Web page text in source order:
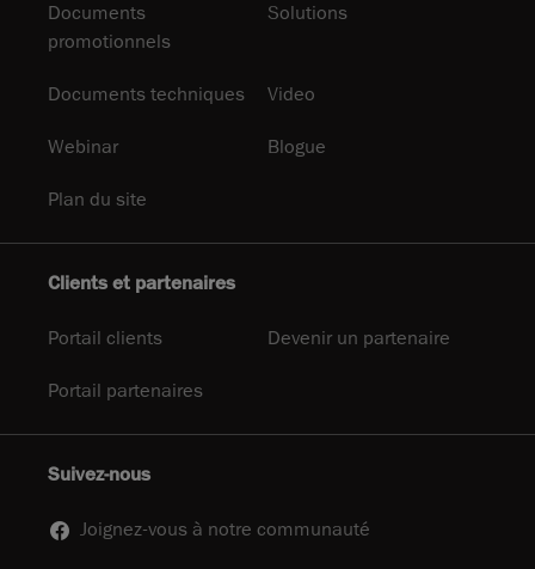
Documents
promotionnels
Solutions
Documents techniques Video
Webinar Blogue
Plan du site
Clients et partenaires
Portail clients Devenir un partenaire
Portail partenaires
Suivez-nous
Joignez-vous à notre communauté